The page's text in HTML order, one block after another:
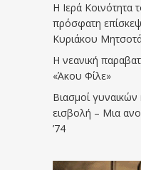
Η Ιερά Κοινότητα
πρόσφατη
Κυριάκου
Η νεανική
«Άκου Φίλε»
Βιασμοί γυναικών
εισβολή – Μια
’74